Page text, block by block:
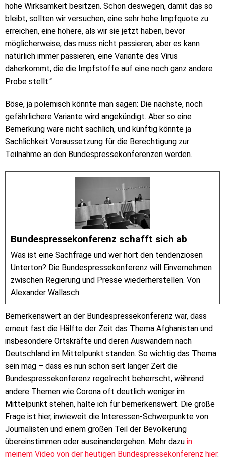
hohe Wirksamkeit besitzen. Schon deswegen, damit das so
bleibt, sollten wir versuchen, eine sehr hohe Impfquote zu
erreichen, eine höhere, als wir sie jetzt haben, bevor
möglicherweise, das muss nicht passieren, aber es kann
natürlich immer passieren, eine Variante des Virus
daherkommt, die die Impfstoffe auf eine noch ganz andere
Probe stellt.“
Böse, ja polemisch könnte man sagen: Die nächste, noch
gefährlichere Variante wird angekündigt. Aber so eine
Bemerkung wäre nicht sachlich, und künftig könnte ja
Sachlichkeit Voraussetzung für die Berechtigung zur
Teilnahme an den Bundespressekonferenzen werden.
Bundespressekonferenz schafft sich ab
Was ist eine Sachfrage und wer hört den tendenziösen
Unterton? Die Bundespressekonferenz will Einvernehmen
zwischen Regierung und Presse wiederherstellen. Von
Alexander Wallasch.
Bemerkenswert an der Bundespressekonferenz war, dass
erneut fast die Hälfte der Zeit das Thema Afghanistan und
insbesondere Ortskräfte und deren Auswandern nach
Deutschland im Mittelpunkt standen. So wichtig das Thema
sein mag – dass es nun schon seit langer Zeit die
Bundespressekonferenz regelrecht beherrscht, während
andere Themen wie Corona oft deutlich weniger im
Mittelpunkt stehen, halte ich für bemerkenswert. Die große
Frage ist hier, inwieweit die Interessen-Schwerpunkte von
Journalisten und einem großen Teil der Bevölkerung
übereinstimmen oder auseinandergehen. Mehr dazu in
meinem Video von der heutigen Bundespressekonferenz hier.